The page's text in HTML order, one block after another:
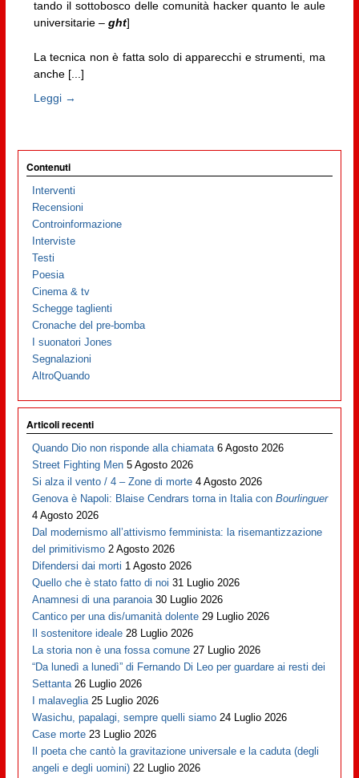
tando il sottobosco delle comunità hacker quanto le aule
universitarie – ght]
La tecnica non è fatta solo di apparecchi e strumenti, ma
anche [...]
Leggi →
Contenuti
Interventi
Recensioni
Controinformazione
Interviste
Testi
Poesia
Cinema & tv
Schegge taglienti
Cronache del pre-bomba
I suonatori Jones
Segnalazioni
AltroQuando
Articoli recenti
Quando Dio non risponde alla chiamata 6 Agosto 2026
Street Fighting Men 5 Agosto 2026
Si alza il vento / 4 – Zone di morte 4 Agosto 2026
Genova è Napoli: Blaise Cendrars torna in Italia conBourlinguer
4 Agosto 2026
Dal modernismo all’attivismo femminista: la risemantizzazione
del primitivismo 2 Agosto 2026
Difendersi dai morti 1 Agosto 2026
Quello che è stato fatto di noi 31 Luglio 2026
Anamnesi di una paranoia 30 Luglio 2026
Cantico per una dis/umanità dolente 29 Luglio 2026
Il sostenitore ideale 28 Luglio 2026
La storia non è una fossa comune 27 Luglio 2026
“Da lunedì a lunedì” di Fernando Di Leo per guardare ai resti dei
Settanta 26 Luglio 2026
I malaveglia 25 Luglio 2026
Wasichu, papalagi, sempre quelli siamo 24 Luglio 2026
Case morte 23 Luglio 2026
Il poeta che cantò la gravitazione universale e la caduta (degli
angeli e degli uomini) 22 Luglio 2026